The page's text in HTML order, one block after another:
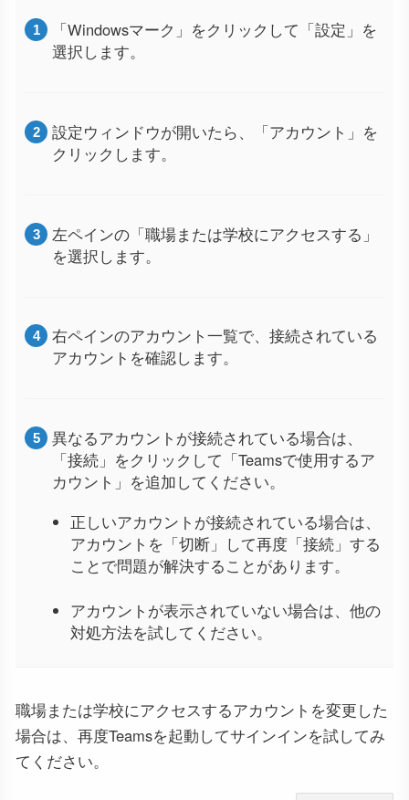
「Windowsマーク」をクリックして「設定」を
選択します。
設定ウィンドウが開いたら、「アカウント」を
クリックします。
左ペインの「職場または学校にアクセスする」
を選択します。
右ペインのアカウント一覧で、接続されている
アカウントを確認します。
異なるアカウントが接続されている場合は、
「接続」をクリックして「Teamsで使用するア
カウント」を追加してください。
正しいアカウントが接続されている場合は、
アカウントを「切断」して再度「接続」する
ことで問題が解決することがあります。
アカウントが表示されていない場合は、他の
対処方法を試してください。
職場または学校にアクセスするアカウントを変更した
場合は、再度Teamsを起動してサインインを試してみ
てください。